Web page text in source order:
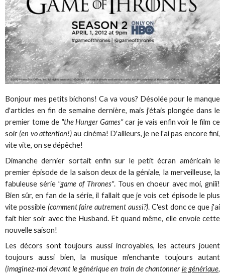
Bonjour mes petits bichons! Ca va vous? Désolée pour le manque
d'articles en fin de semaine dernière, mais j'étais plongée dans le
premier tome de"the Hunger Games"car je vais enfin voir le film ce
soir (en vo attention!)au cinéma! D'ailleurs, je ne l'ai pas encore fini,
vite vite, on se dépêche!
Dimanche dernier sortait enfin sur le petit écran américain le
premier épisode de la saison deux de la géniale, la merveilleuse, la
fabuleuse série "game of Thrones". Tous en choeur avec moi, gniii!
Bien sûr, en fan de la série, il fallait que je vois cet épisode le plus
vite possible (comment faire autrement aussi?). C'est donc ce que j'ai
fait hier soir avec the Husband. Et quand même, elle envoie cette
nouvelle saison!
Les décors sont toujours aussi incroyables, les acteurs jouent
toujours aussi bien, la musique m'enchante toujours autant
(imaginez-moi devant le générique en train de chantonnerle générique,